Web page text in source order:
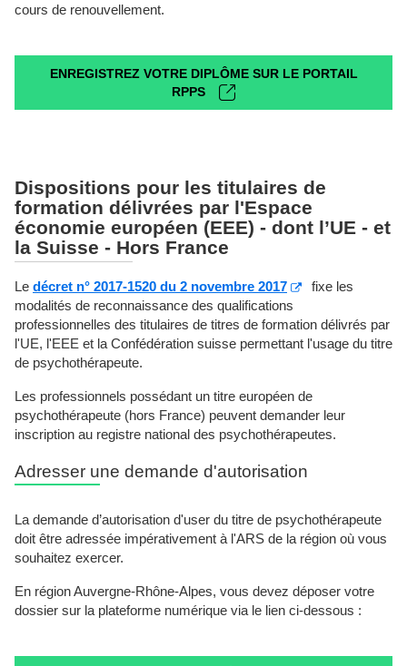
cours de renouvellement.
ENREGISTREZ VOTRE DIPLÔME SUR LE PORTAIL
RPPS
Dispositions pour les titulaires de
formation délivrées par l'Espace
économie européen (EEE) - dont l’UE - et
la Suisse - Hors France
Le décret n° 2017-1520 du 2 novembre 2017
fixe les
modalités de reconnaissance des qualifications
professionnelles des titulaires de titres de formation délivrés par
l'UE, l'EEE et la Confédération suisse permettant l'usage du titre
de psychothérapeute.
Les professionnels possédant un titre européen de
psychothérapeute (hors France) peuvent demander leur
inscription au registre national des psychothérapeutes.
Adresser une demande d'autorisation
La demande d’autorisation d'user du titre de psychothérapeute
doit être adressée impérativement à l'ARS de la région où vous
souhaitez exercer.
En région Auvergne-Rhône-Alpes, vous devez déposer votre
dossier sur la plateforme numérique via le lien ci-dessous :